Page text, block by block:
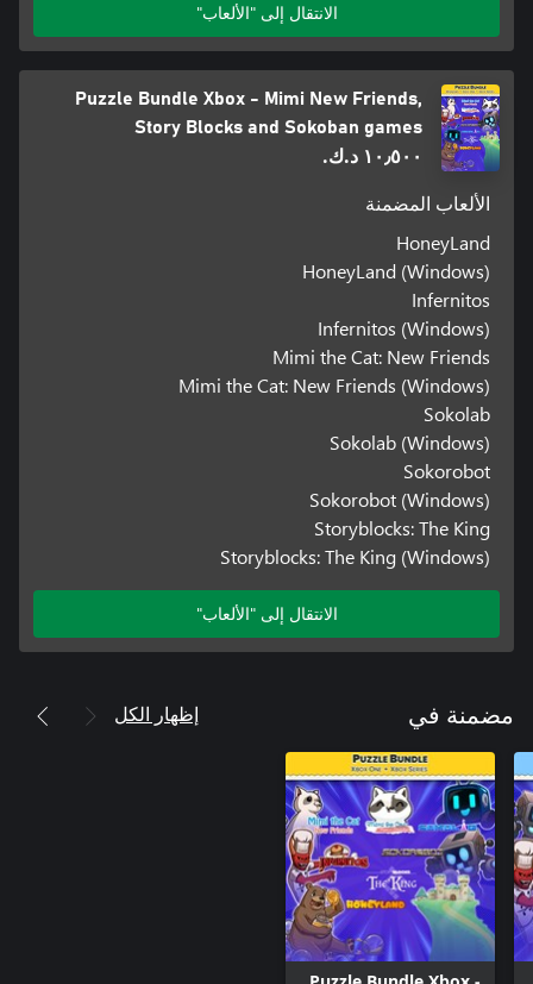
الانتقال إلى "الألعاب"
Puzzle Bundle Xbox - Mimi New Friends,
Story Blocks and Sokoban games
١٠٫٥٠٠ د.ك.‏
الألعاب المضمنة
HoneyLand
HoneyLand (Windows)
Infernitos
Infernitos (Windows)
Mimi the Cat: New Friends
Mimi the Cat: New Friends (Windows)
Sokolab
Sokolab (Windows)
Sokorobot
Sokorobot (Windows)
Storyblocks: The King
Storyblocks: The King (Windows)
الانتقال إلى "الألعاب"
مضمنة في إظهار الكل